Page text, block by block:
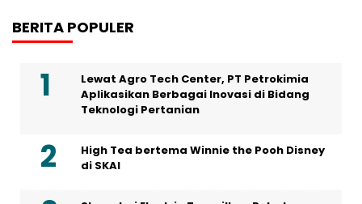
BERITA POPULER
Lewat Agro Tech Center, PT Petrokimia
Aplikasikan Berbagai Inovasi di Bidang
Teknologi Pertanian
High Tea bertema Winnie the Pooh Disney
di SKAI